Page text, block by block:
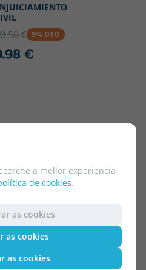
a mellor experiencia
de cookies.
as cookies
as cookies
as cookies
€ 5% DTO
€